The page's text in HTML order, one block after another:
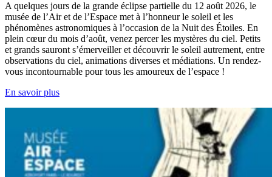
A quelques jours de la grande éclipse partielle du 12 août 2026, le
musée de l’Air et de l’Espace met à l’honneur le soleil et les
phénomènes astronomiques à l’occasion de la Nuit des Étoiles. En
plein cœur du mois d’août, venez percer les mystères du ciel. Petits
et grands sauront s’émerveiller et découvrir le soleil autrement, entre
observations du ciel, animations diverses et médiations. Un rendez-
vous incontournable pour tous les amoureux de l’espace !
En savoir plus